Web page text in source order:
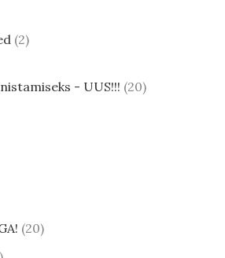
2
- UUS!!! 20
20